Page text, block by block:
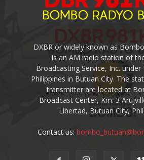
DXBR or widely known as
is an AM radio station of
Broadcasting Service, Inc.
Philippines in Butuan City. The
transmitter are located at
Broadcast Center, Km. 3
Libertad, Butuan City,
Contact us: